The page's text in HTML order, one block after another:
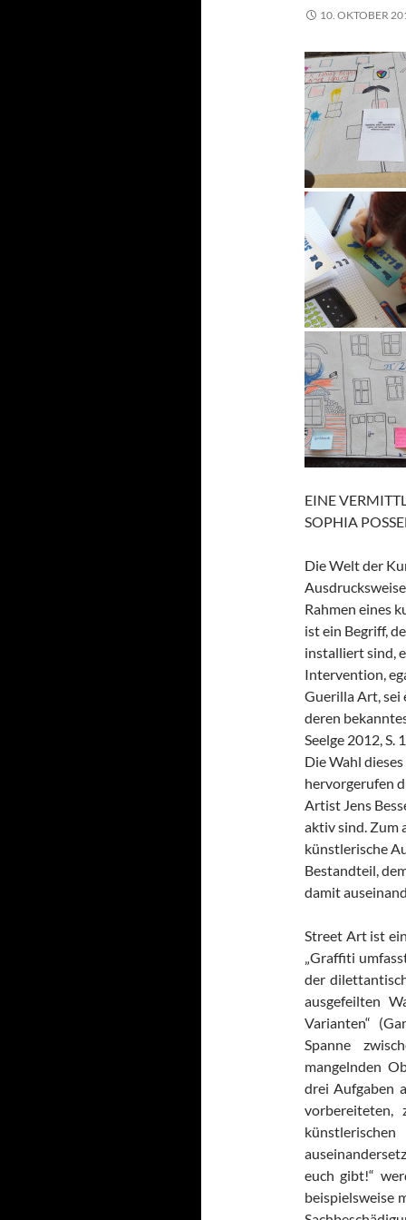
10. OKTOBER
EINE
SOPHIA
Die Welt der
Rahmen eines
ist ein Begriff,
installiert sind,
Intervention,
Guerilla Art, sei
deren
Seelge 2012, S.
Die Wahl
hervorgerufen
Artist Jens
aktiv sind. Zum
künstlerische
Bestandteil,
damit
Street Art ist
„Graffiti
der
ausgefeilten
Varianten“
Spanne
mangelnden
drei Aufgaben
vorbereiteten,
euch gibt!“
beispielsweise